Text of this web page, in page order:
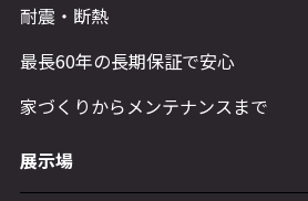
耐震・断熱
最長60年の長期保証で安心
家づくりからメンテナンスまで
展示場